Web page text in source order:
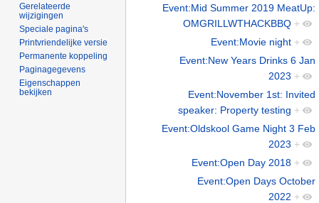
Event:Mid Summer 2019 MeatUp:
OMGRILLWTHACKBBQ +
Event:Movie night +
Event:New Years Drinks 6 Jan
2023 +
Event:November 1st: Invited
speaker: Property testing +
Event:Oldskool Game Night 3 Feb
2023 +
Event:Open Day 2018 +
Event:Open Days October
2022 +
Gerelateerde
wijzigingen
Speciale pagina's
Printvriendelijke versie
Permanente koppeling
Paginagegevens
Eigenschappen
bekijken